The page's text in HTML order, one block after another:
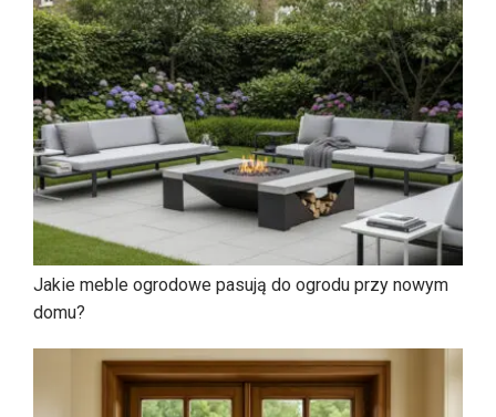
Jakie meble ogrodowe pasują do ogrodu przy nowym
domu?